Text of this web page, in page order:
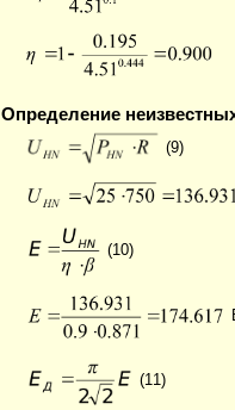
Определение
(9)
(10)
(11)